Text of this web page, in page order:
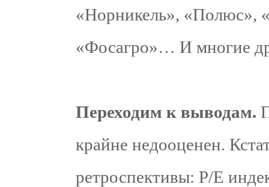
«Норникель», «Полюс»,
«Фосагро»… И многие
Переходим к выводам.
крайне недооценен.
ретроспективы: P/E